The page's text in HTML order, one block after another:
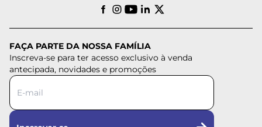
FAÇA PARTE DA NOSSA FAMÍLIA
Inscreva-se para ter acesso exclusivo à venda
antecipada, novidades e promoções